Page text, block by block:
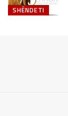
SHËNDETI